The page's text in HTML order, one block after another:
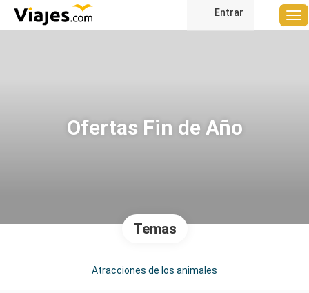
Entrar
Ofertas Fin de Año
Temas
Atracciones de los animales